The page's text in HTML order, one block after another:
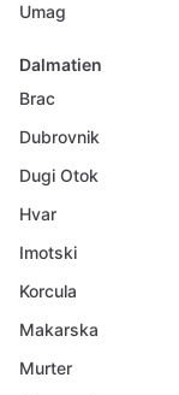
Umag
Dalmatien
Brac
Dubrovnik
Dugi Otok
Hvar
Imotski
Korcula
Makarska
Murter